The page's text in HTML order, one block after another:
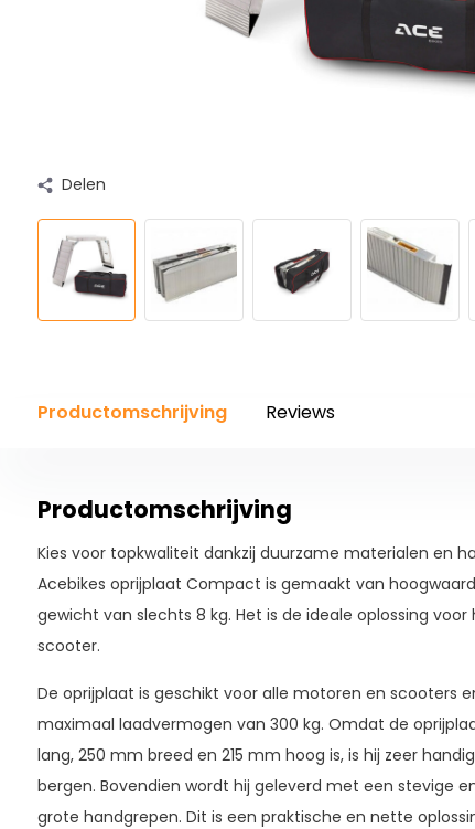
Delen
Productomschrijving Reviews
Productomschrijving
Kies voor topkwaliteit dankzij duurzame materialen en
Acebikes oprijplaat Compact is gemaakt van
gewicht van slechts 8 kg. Het is de ideale oplossing
scooter.
De oprijplaat is geschikt voor alle motoren en scooters
maximaal laadvermogen van 300 kg. Omdat de
lang, 250 mm breed en 215 mm hoog is, is hij zeer
bergen. Bovendien wordt hij geleverd met een stevige
grote handgrepen. Dit is een praktische en nette